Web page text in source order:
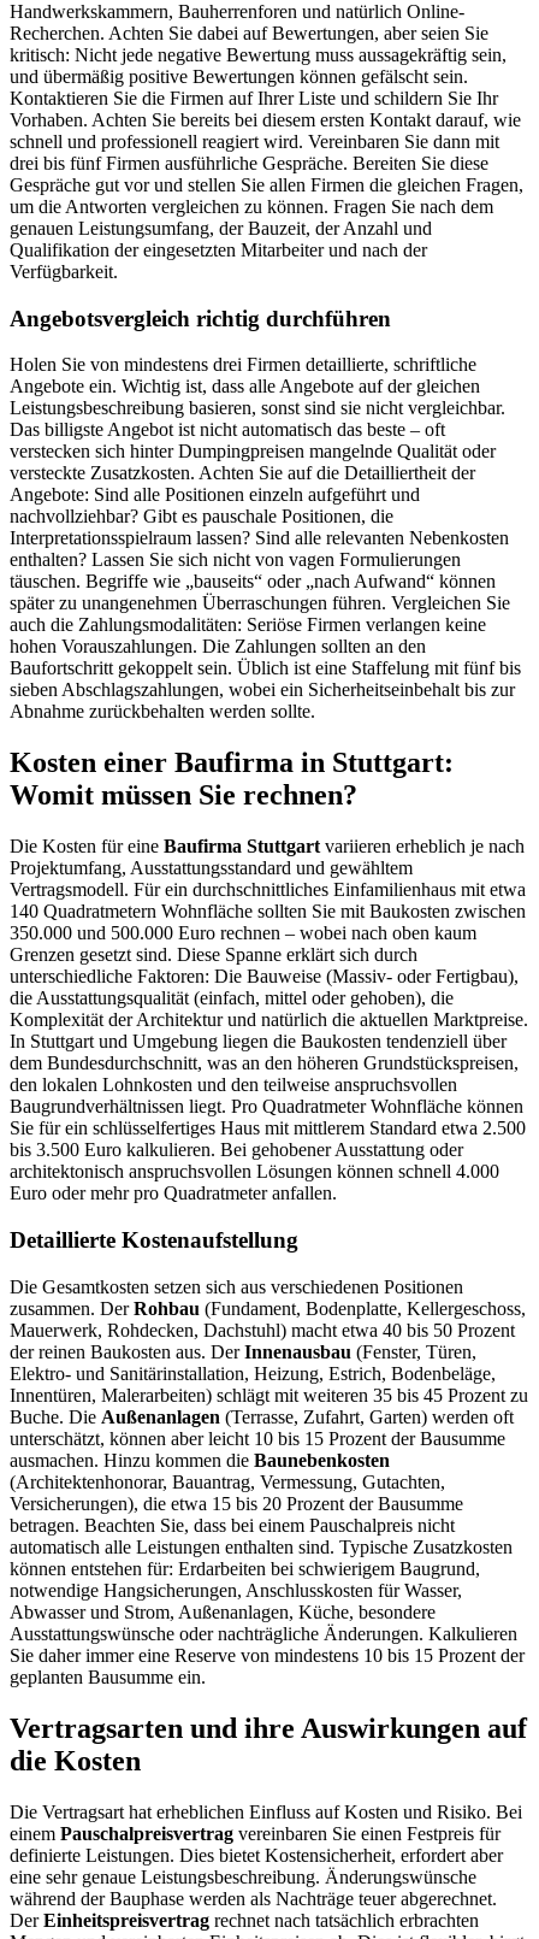
Handwerkskammern, Bauherrenforen und natürlich Online-
Recherchen. Achten Sie dabei auf Bewertungen, aber seien Sie
kritisch: Nicht jede negative Bewertung muss aussagekräftig sein,
und übermäßig positive Bewertungen können gefälscht sein.
Kontaktieren Sie die Firmen auf Ihrer Liste und schildern Sie Ihr
Vorhaben. Achten Sie bereits bei diesem ersten Kontakt darauf, wie
schnell und professionell reagiert wird. Vereinbaren Sie dann mit
drei bis fünf Firmen ausführliche Gespräche. Bereiten Sie diese
Gespräche gut vor und stellen Sie allen Firmen die gleichen Fragen,
um die Antworten vergleichen zu können. Fragen Sie nach dem
genauen Leistungsumfang, der Bauzeit, der Anzahl und
Qualifikation der eingesetzten Mitarbeiter und nach der
Verfügbarkeit.
Angebotsvergleich richtig durchführen
Holen Sie von mindestens drei Firmen detaillierte, schriftliche
Angebote ein. Wichtig ist, dass alle Angebote auf der gleichen
Leistungsbeschreibung basieren, sonst sind sie nicht vergleichbar.
Das billigste Angebot ist nicht automatisch das beste – oft
verstecken sich hinter Dumpingpreisen mangelnde Qualität oder
versteckte Zusatzkosten. Achten Sie auf die Detailliertheit der
Angebote: Sind alle Positionen einzeln aufgeführt und
nachvollziehbar? Gibt es pauschale Positionen, die
Interpretationsspielraum lassen? Sind alle relevanten Nebenkosten
enthalten? Lassen Sie sich nicht von vagen Formulierungen
täuschen. Begriffe wie „bauseits“ oder „nach Aufwand“ können
später zu unangenehmen Überraschungen führen. Vergleichen Sie
auch die Zahlungsmodalitäten: Seriöse Firmen verlangen keine
hohen Vorauszahlungen. Die Zahlungen sollten an den
Baufortschritt gekoppelt sein. Üblich ist eine Staffelung mit fünf bis
sieben Abschlagszahlungen, wobei ein Sicherheitseinbehalt bis zur
Abnahme zurückbehalten werden sollte.
Kosten einer Baufirma in Stuttgart:
Womit müssen Sie rechnen?
Die Kosten für eine Baufirma Stuttgart variieren erheblich je nach
Projektumfang, Ausstattungsstandard und gewähltem
Vertragsmodell. Für ein durchschnittliches Einfamilienhaus mit etwa
140 Quadratmetern Wohnfläche sollten Sie mit Baukosten zwischen
350.000 und 500.000 Euro rechnen – wobei nach oben kaum
Grenzen gesetzt sind. Diese Spanne erklärt sich durch
unterschiedliche Faktoren: Die Bauweise (Massiv- oder Fertigbau),
die Ausstattungsqualität (einfach, mittel oder gehoben), die
Komplexität der Architektur und natürlich die aktuellen Marktpreise.
In Stuttgart und Umgebung liegen die Baukosten tendenziell über
dem Bundesdurchschnitt, was an den höheren Grundstückspreisen,
den lokalen Lohnkosten und den teilweise anspruchsvollen
Baugrundverhältnissen liegt. Pro Quadratmeter Wohnfläche können
Sie für ein schlüsselfertiges Haus mit mittlerem Standard etwa 2.500
bis 3.500 Euro kalkulieren. Bei gehobener Ausstattung oder
architektonisch anspruchsvollen Lösungen können schnell 4.000
Euro oder mehr pro Quadratmeter anfallen.
Detaillierte Kostenaufstellung
Die Gesamtkosten setzen sich aus verschiedenen Positionen
zusammen. DerRohbau (Fundament, Bodenplatte, Kellergeschoss,
Mauerwerk, Rohdecken, Dachstuhl) macht etwa 40 bis 50 Prozent
der reinen Baukosten aus. DerInnenausbau (Fenster, Türen,
Elektro- und Sanitärinstallation, Heizung, Estrich, Bodenbeläge,
Innentüren, Malerarbeiten) schlägt mit weiteren 35 bis 45 Prozent zu
Buche. Die Außenanlagen (Terrasse, Zufahrt, Garten) werden oft
unterschätzt, können aber leicht 10 bis 15 Prozent der Bausumme
ausmachen. Hinzu kommen die Baunebenkosten
(Architektenhonorar, Bauantrag, Vermessung, Gutachten,
Versicherungen), die etwa 15 bis 20 Prozent der Bausumme
betragen. Beachten Sie, dass bei einem Pauschalpreis nicht
automatisch alle Leistungen enthalten sind. Typische Zusatzkosten
können entstehen für: Erdarbeiten bei schwierigem Baugrund,
notwendige Hangsicherungen, Anschlusskosten für Wasser,
Abwasser und Strom, Außenanlagen, Küche, besondere
Ausstattungswünsche oder nachträgliche Änderungen. Kalkulieren
Sie daher immer eine Reserve von mindestens 10 bis 15 Prozent der
geplanten Bausumme ein.
Vertragsarten und ihre Auswirkungen auf
die Kosten
Die Vertragsart hat erheblichen Einfluss auf Kosten und Risiko. Bei
einem Pauschalpreisvertrag vereinbaren Sie einen Festpreis für
definierte Leistungen. Dies bietet Kostensicherheit, erfordert aber
eine sehr genaue Leistungsbeschreibung. Änderungswünsche
während der Bauphase werden als Nachträge teuer abgerechnet.
DerEinheitspreisvertrag rechnet nach tatsächlich erbrachten